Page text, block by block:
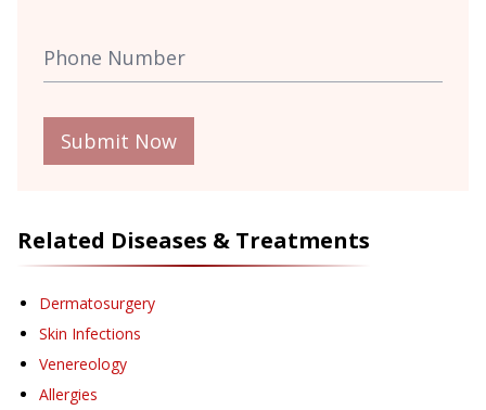
Submit Now
Related Diseases & Treatments
Dermatosurgery
Skin Infections
Venereology
Allergies